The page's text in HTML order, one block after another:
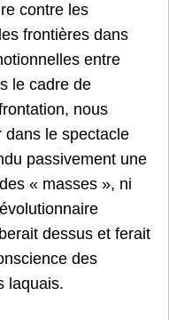
contre les
frontières dans
entre
le cadre de
nous
dans le spectacle
passivement une
« masses », ni
dessus et ferait
des
laquais.